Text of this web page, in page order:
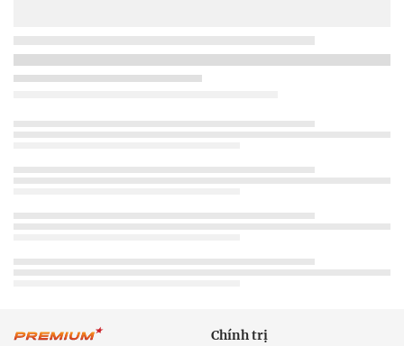
Chính trị